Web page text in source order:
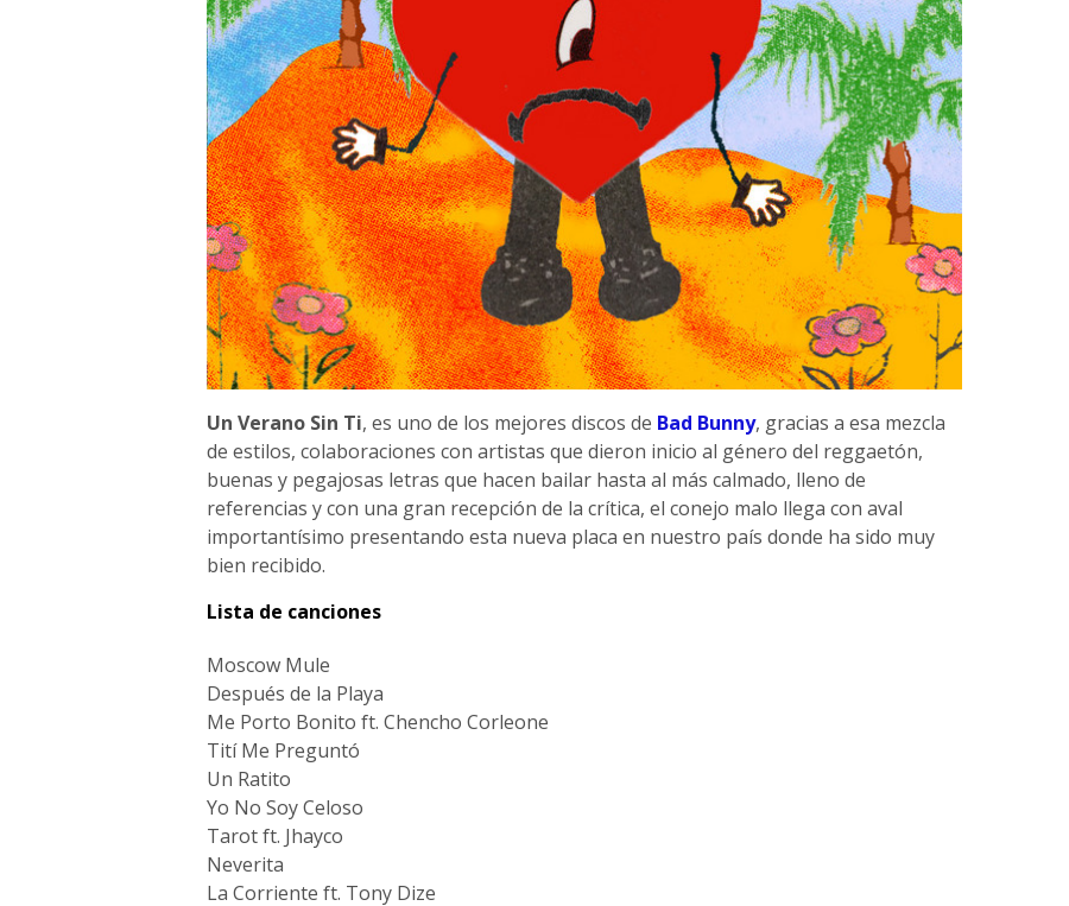
Un Verano Sin Ti, es uno de los mejores discos de Bad Bunny, gracias a esa mezcla
de estilos, colaboraciones con artistas que dieron inicio al género del reggaetón,
buenas y pegajosas letras que hacen bailar hasta al más calmado, lleno de
referencias y con una gran recepción de la crítica, el conejo malo llega con aval
importantísimo presentando esta nueva placa en nuestro país donde ha sido muy
bien recibido.
Lista de canciones
Moscow Mule
Después de la Playa
Me Porto Bonito ft. Chencho Corleone
Tití Me Preguntó
Un Ratito
Yo No Soy Celoso
Tarot ft. Jhayco
Neverita
La Corriente ft. Tony Dize